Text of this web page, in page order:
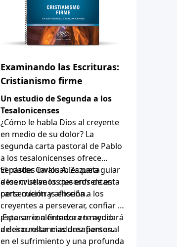
Examinando las Escrituras:
Cristianismo firme
Un estudio de Segunda a los
Tesalonicenses
¿Cómo le habla Dios al creyente
en medio de su dolor? La
segunda carta pastoral de Pablo
a los tesalonicenses ofrece
verdades invaluables para guiar
a los cristianos que enfrentan
persecución y aflicción.
El pastor Carlos A. Zazueta
desenvuelve los tesoros de esta
carta mientras enseña a los
creyentes a perseverar, confiar y
esperar con firmeza en medio
de circunstancias desafiantes.
¡Esta serie alentadora te ayudará
a desarrollar madurez personal
en el sufrimiento y una profunda